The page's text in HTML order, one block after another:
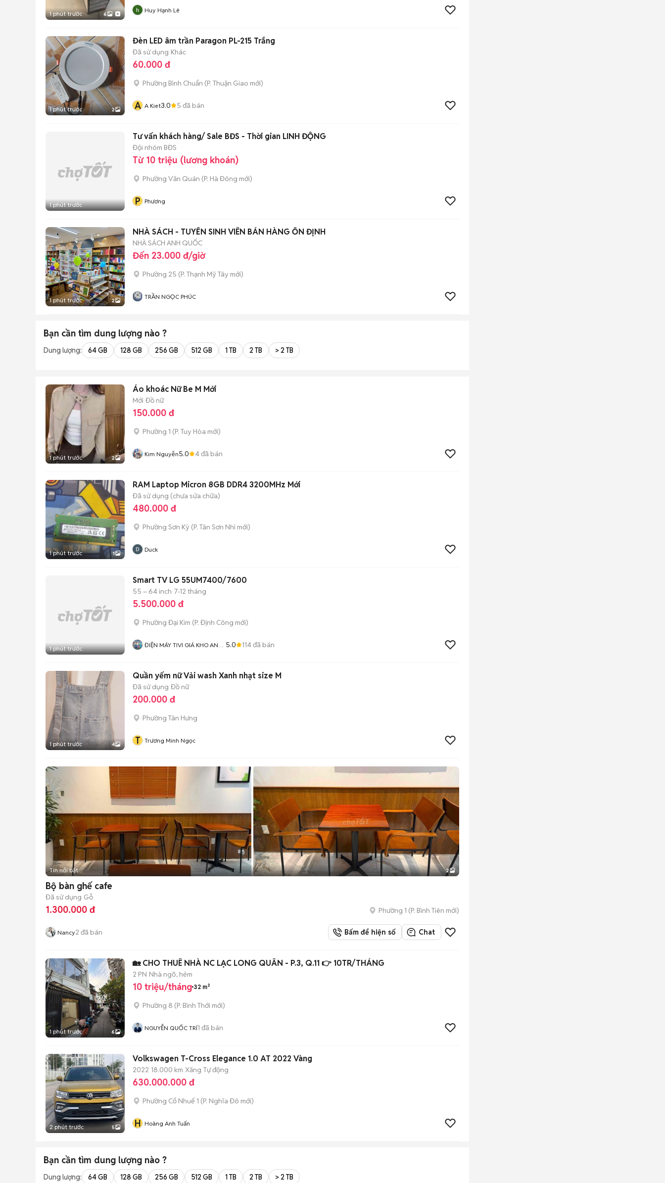
1 phút trước 6 Huy Hạnh Lê
1 phút trước 2
Đèn LED âm trần Paragon PL-215 Trắng
Đã sử dụng Khác
60.000 đ
Phường Bình Chuẩn (P. Thuận Giao mới)
A A Kiet3.0 5 đã bán
1 phút trước
Tư vấn khách hàng/ Sale BĐS - Thời gian LINH ĐỘNG
Đội nhóm BĐS
Từ 10 triệu (lương khoán)
Phường Văn Quán (P. Hà Đông mới)
P Phương
1 phút trước 2
NHÀ SÁCH - TUYỂN SINH VIÊN BÁN HÀNG ỔN ĐỊNH
NHÀ SÁCH ANH QUỐC
Đến 23.000 đ/giờ
Phường 25 (P. Thạnh Mỹ Tây mới)
TRẦN NGỌC PHÚC
Bạn cần tìm dung lượng nào ?
Dung lượng: 64 GB 128 GB 256 GB 512 GB 1 TB 2 TB > 2 TB
1 phút trước 2
Áo khoác Nữ Be M Mới
Mới Đồ nữ
150.000 đ
Phường 1 (P. Tuy Hòa mới)
Kim Nguyễn5.0 4đã bán
1 phút trước 1
RAM Laptop Micron 8GB DDR4 3200MHz Mới
Đã sử dụng (chưa sửa chữa)
480.000 đ
Phường Sơn Kỳ (P. Tân Sơn Nhì mới)
Duck
1 phút trước
Smart TV LG 55UM7400/7600
55 – 64 inch 7-12 tháng
5.500.000 đ
Phường Đại Kim (P. Định Công mới)
ĐIỆN MÁY TIVI GIÁ KHO AN
5.0 114đã bán
1 phút trước 4
Quần yếm nữ Vải wash Xanh nhạt size M
Đã sử dụng Đồ nữ
200.000 đ
Phường Tân Hưng
T Trương Minh Ngọc
Tin nổi bật 2
Bộ bàn ghế cafe
Đã sử dụng Gỗ
1.300.000 đ Phường 1 (P. Bình Tiên mới)
Nancy2 đã bán Bấm để hiện số Chat
1 phút trước 6
🏡 CHO THUÊ NHÀ NC LẠC LONG QUÂN - P.3, Q.11 👉 10TR/THÁNG
2 PN Nhà ngõ, hẻm
10 triệu/tháng 32 m²
Phường 8 (P. Bình Thới mới)
NGUYỄN QUỐC TRÍ1 đã bán
2 phút trước 5
Volkswagen T-Cross Elegance 1.0 AT 2022 Vàng
2022 18.000 km Xăng Tự động
630.000.000 đ
Phường Cổ Nhuế 1 (P. Nghĩa Đô mới)
H Hoàng Anh Tuấn
Bạn cần tìm dung lượng nào ?
Dung lượng: 64 GB 128 GB 256 GB 512 GB 1 TB 2 TB > 2 TB